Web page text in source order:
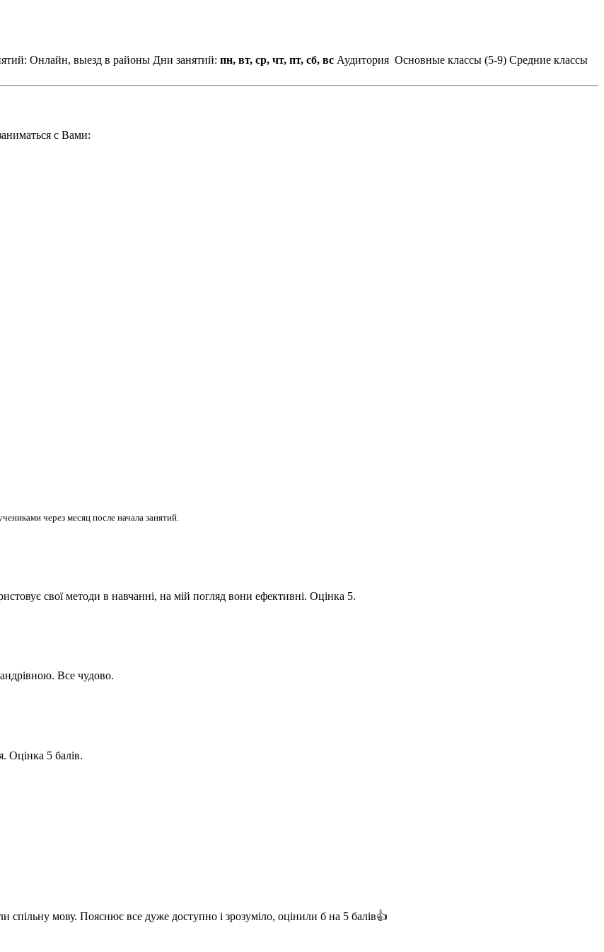
Онлайн, выезд в районы Дни занятий: пн, вт, ср, чт, пт, сб, вс Аудитория Основные классы (5-9) Средние классы
с Вами:
через месяц после начала занятий.
свої методи в навчанні, на мій погляд вони ефективні. Оцінка 5.
Все чудово.
Оцінка 5 балів.
мову. Пояснює все дуже доступно і зрозуміло, оцінили б на 5 балів👍